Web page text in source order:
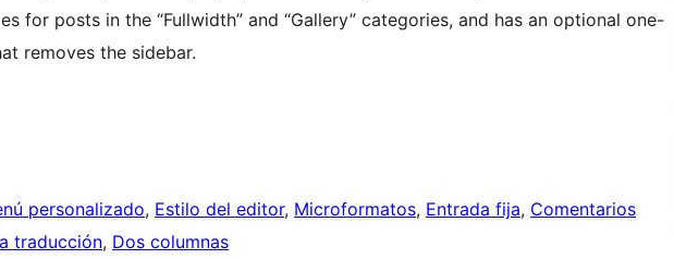
for posts in the “Fullwidth” and “Gallery” categories, and has an optional one-
removes the sidebar.
personalizado, Estilo del editor, Microformatos, Entrada fija, Comentarios
traducción, Dos columnas